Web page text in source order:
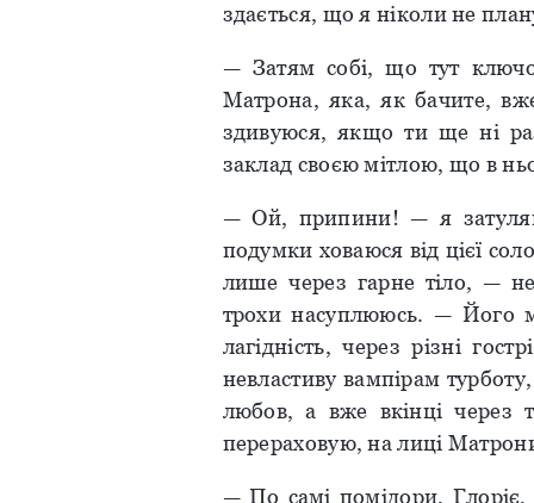
здається, що я ніколи не
— Затям собі, що тут
Матрона, яка, як бачите,
здивуюся, якщо ти ще ні
заклад своєю мітлою, що в
— Ой, припини! — я
подумки ховаюся від цієї
лише через гарне тіло, —
трохи насуплююсь. — Його
лагідність, через різні
невластиву вампірам
любов, а вже вкінці через
перераховую, на лиці
— По самі помідори,